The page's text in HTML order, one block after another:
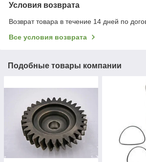
Условия возврата
Возврат товара в течение 14 дней по
Все условия возврата
Подобные товары компании